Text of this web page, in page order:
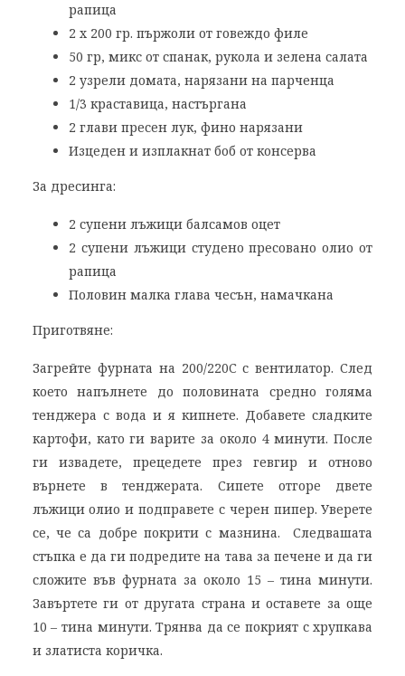
рапица
2 х 200 гр. пържоли от говеждо филе
50 гр, микс от спанак, рукола и зелена салата
2 узрели домата, нарязани на парченца
1/3 краставица, настъргана
2 глави пресен лук, фино нарязани
Изцеден и изплакнат боб от консерва
За дресинга:
2 супени лъжици балсамов оцет
2 супени лъжици студено пресовано олио от
рапица
Половин малка глава чесън, намачкана
Приготвяне:
Загрейте фурната на 200/220C с вентилатор. След
което напълнете до половината средно голяма
тенджера с вода и я кипнете. Добавете сладките
картофи, като ги варите за около 4 минути. После
ги извадете, прецедете през гевгир и отново
върнете в тенджерата. Сипете отгоре двете
лъжици олио и подправете с черен пипер. Уверете
се, че са добре покрити с мазнина. Следвашата
стъпка е да ги подредите на тава за печене и да ги
сложите във фурната за около 15 – тина минути.
Завъртете ги от другата страна и оставете за още
10 – тина минути. Трянва да се покрият с хрупкава
и златиста коричка.